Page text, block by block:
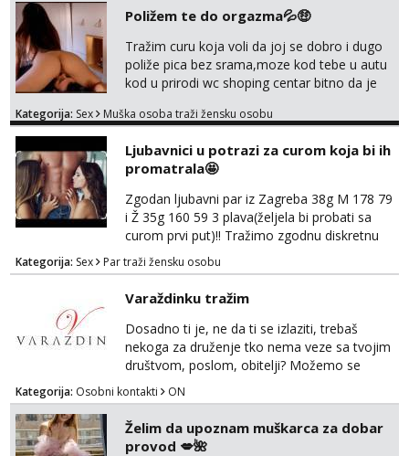
Poližem te do orgazma💦🤑
Tražim curu koja voli da joj se dobro i dugo
poliže pica bez srama,moze kod tebe u autu
kod u prirodi wc shoping centar bitno da je
jer nisam solo. Zgodan sam i diskretan,sliku
za brz dogovor Kontakt 0958759047
Kategorija: Sex Muška osoba traži žensku osobu
Ljubavnici u potrazi za curom koja bi ih
promatrala🤩
Zgodan ljubavni par iz Zagreba 38g M 178 79
i Ž 35g 160 59 3 plava(željela bi probati sa
curom prvi put)!! Tražimo zgodnu diskretnu
curu koja bi nas promatrala dok imamo
žestok odnos. Može se pridruziti ali i ne
mora.Bitno da uzivamo diskretno anonimno
bez upoznavanja puno.Sliku mozemo
razmjeniti,ali najbolje uzivo se upoznati. Na
goo smo do 15.8 poslije tog mozemo se
druziti,javi se na mail il...
Kategorija: Sex Par traži žensku osobu
Varaždinku tražim
Dosadno ti je, ne da ti se izlaziti, trebaš
nekoga za druženje tko nema veze sa tvojim
društvom, poslom, obitelji? Možemo se
podružiti i zabaviti na razne načine. Makni se
od svakodnevice samnom. Javi se na
Whatsapp. Samo Varaždin i okolica.
Kategorija: Osobni kontakti ON
Želim da upoznam muškarca za dobar
provod 💋🌺